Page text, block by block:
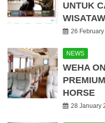
UNTUK
26
NEWS
WEHA
HORSE
28 January